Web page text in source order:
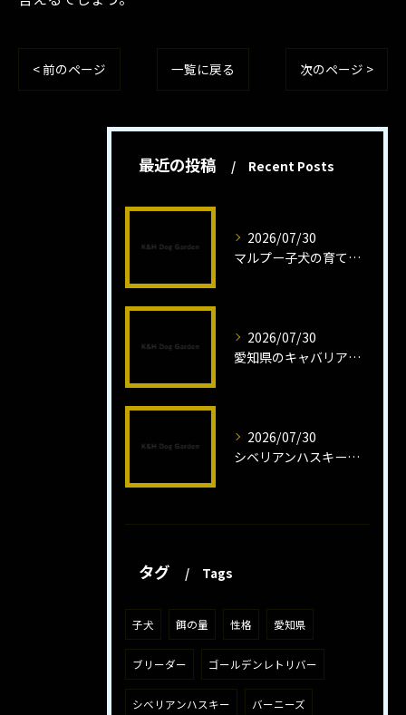
< 前のページ 一覧に戻る 次のページ >
最近の投稿 Recent Posts
2026/07/30
マルプー子犬の育て方と魅力解説
2026/07/30
愛知県のキャバリア子犬の魅力秘話
2026/07/30
シベリアンハスキー子犬の魅力と飼育法
タグ Tags
子犬 餌の量 性格 愛知県
ブリーダー ゴールデンレトリバー
シベリアンハスキー バーニーズ